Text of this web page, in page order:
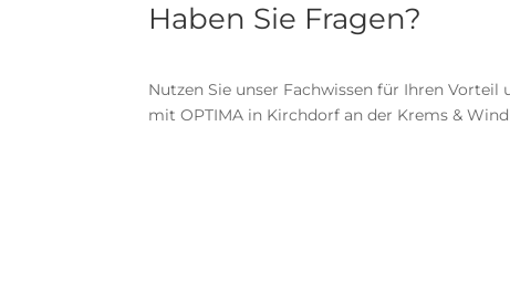
Haben Sie Fragen?
Nutzen Sie unser Fachwissen für Ihren Vorteil
mit OPTIMA in Kirchdorf an der Krems &